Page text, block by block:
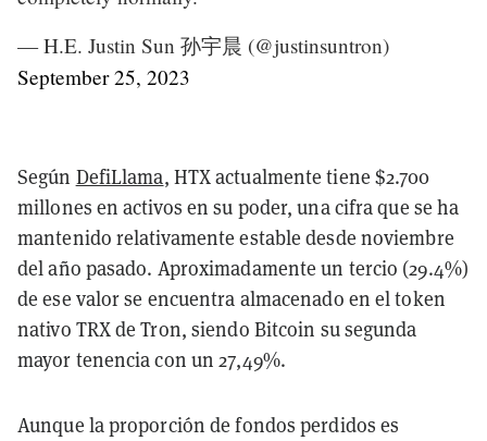
— H.E. Justin Sun 孙宇晨 (@justinsuntron)
September 25, 2023
Según DefiLlama, HTX actualmente tiene $2.700
millones en activos en su poder, una cifra que se ha
mantenido relativamente estable desde noviembre
del año pasado. Aproximadamente un tercio (29.4%)
de ese valor se encuentra almacenado en el token
nativo TRX de Tron, siendo Bitcoin su segunda
mayor tenencia con un 27,49%.
Aunque la proporción de fondos perdidos es